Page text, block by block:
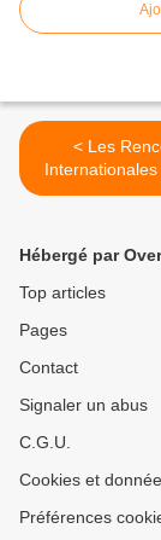
< Les Rencontres
Internationales
de Presse
Hébergé par
Top articles
Pages
Contact
Signaler un abus
C.G.U.
Cookies et
Préférences